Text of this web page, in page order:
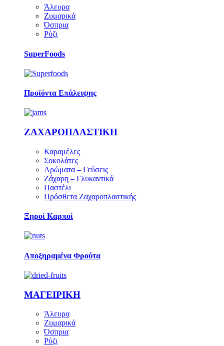
Άλευρα
Ζυμαρικά
Όσπρια
Ρύζι
SuperFoods
Προϊόντα Επάλειψης
ΖΑΧΑΡΟΠΛΑΣΤΙΚΗ
Καραμέλες
Σοκολάτες
Αρώματα – Γεύσεις
Ζάχαρη – Γλυκαντικά
Παστέλι
Πρόσθετα Ζαχαροπλαστικής
Ξηροί Καρποί
Αποξηραμένα Φρούτα
ΜΑΓΕΙΡΙΚΗ
Άλευρα
Ζυμαρικά
Όσπρια
Ρύζι